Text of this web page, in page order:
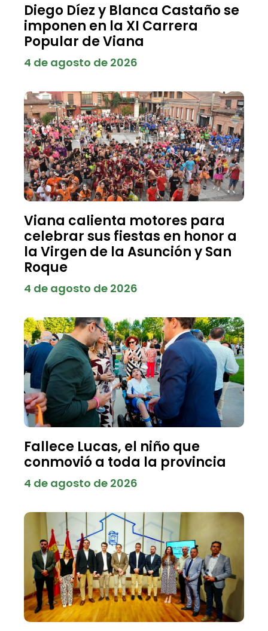
Diego Díez y Blanca Castaño se
imponen en la XI Carrera
Popular de Viana
4 de agosto de 2026
Viana calienta motores para
celebrar sus fiestas en honor a
la Virgen de la Asunción y San
Roque
4 de agosto de 2026
Fallece Lucas, el niño que
conmovió a toda la provincia
4 de agosto de 2026